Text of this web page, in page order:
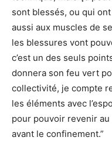
sont blessés, ou qui
aussi aux muscles de
les blessures vont
c’est un des seuls
donnera son feu vert
collectivité, je compte
les éléments avec
pour pouvoir revenir au
avant le confinement.”